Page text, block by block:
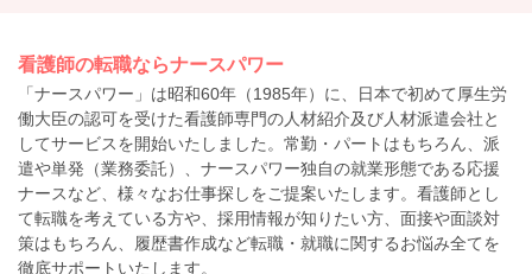
看護師の転職ならナースパワー
「ナースパワー」は昭和60年（1985年）に、日本で初めて厚生労
働大臣の認可を受けた看護師専門の人材紹介及び人材派遣会社と
してサービスを開始いたしました。常勤・パートはもちろん、派
遣や単発（業務委託）、ナースパワー独自の就業形態である応援
ナースなど、様々なお仕事探しをご提案いたします。看護師とし
て転職を考えている方や、採用情報が知りたい方、面接や面談対
策はもちろん、履歴書作成など転職・就職に関するお悩み全てを
徹底サポートいたします。